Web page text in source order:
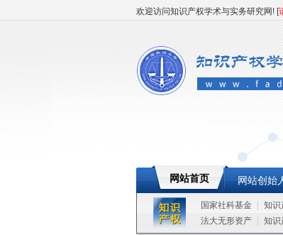
欢迎访问知识产权学术与实务研究网! [
网站首页 网站创始
国家社科基金 知识
法大无形资产
知识